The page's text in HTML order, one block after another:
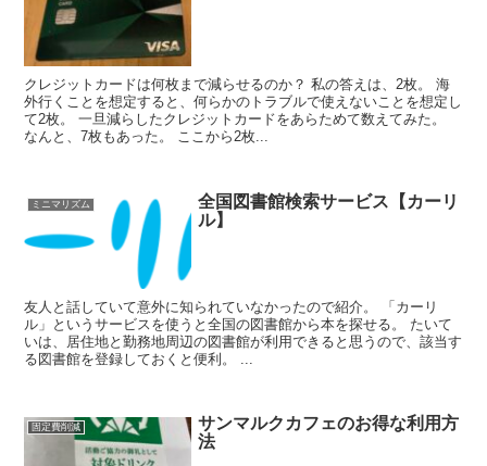
クレジットカードは何枚まで減らせるのか？ 私の答えは、2枚。 海
外行くことを想定すると、何らかのトラブルで使えないことを想定し
て2枚。 一旦減らしたクレジットカードをあらためて数えてみた。
なんと、7枚もあった。 ここから2枚...
ミニマリズム
全国図書館検索サービス【カーリ
ル】
友人と話していて意外に知られていなかったので紹介。 「カーリ
ル」というサービスを使うと全国の図書館から本を探せる。 たいて
いは、居住地と勤務地周辺の図書館が利用できると思うので、該当す
る図書館を登録しておくと便利。 ...
固定費削減
サンマルクカフェのお得な利用方
法